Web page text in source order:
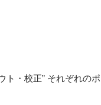
・校正” それぞれの